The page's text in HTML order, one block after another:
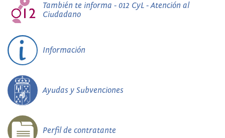
También te informa - 012 CyL - Atención al
Ciudadano
Información
Ayudas y Subvenciones
Perfil de contratante